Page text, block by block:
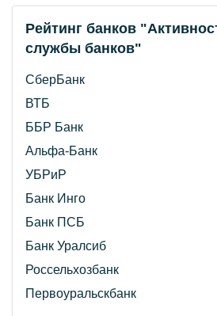
Рейтинг банков
службы банков"
СберБанк
ВТБ
ББР Банк
Альфа-Банк
УБРиР
Банк Инго
Банк ПСБ
Банк Уралсиб
Россельхозбанк
Первоуральскбанк